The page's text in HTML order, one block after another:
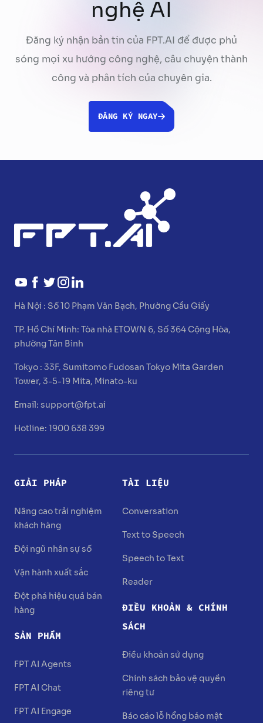
nghệ AI
Đăng ký nhận bản tin của FPT.AI để được phủ
sóng mọi xu hướng công nghệ, câu chuyện thành
công và phân tích của chuyên gia.
ĐĂNG KÝ NGAY
Hà Nội : Số 10 Phạm Văn Bạch, Phường Cầu Giấy
TP. Hồ Chí Minh:Tòa nhà ETOWN 6, Số 364 Cộng Hòa,
phường Tân Bình
Tokyo :33F, Sumitomo Fudosan Tokyo Mita Garden
Tower, 3-5-19 Mita, Minato-ku
Email:support@fpt.ai
Hotline: 1900 638 399
GIẢI PHÁP
Nâng cao trải nghiệm
khách hàng
Đội ngũ nhân sự số
Vận hành xuất sắc
Đột phá hiệu quả bán
hàng
SẢN PHẨM
FPT AI Agents
FPT AI Chat
FPT AI Engage
TÀI LIỆU
Conversation
Text to Speech
Speech to Text
Reader
ĐIỀU KHOẢN & CHÍNH
SÁCH
Điều khoản sử dụng
Chính sách bảo vệ quyền
riêng tư
Báo cáo lỗ hổng bảo mật